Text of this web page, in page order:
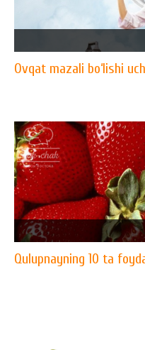
Ovqat mazali bo‘lishi
Qulupnayning 10 ta